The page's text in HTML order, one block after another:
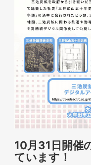
10月31日開催
ています！